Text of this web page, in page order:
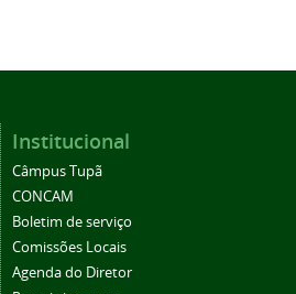
Institucional
Câmpus Tupã
CONCAM
Boletim de serviço
Comissões Locais
Agenda do Diretor